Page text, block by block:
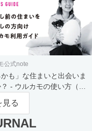
公式note
かも」な住まいと出会いま
- ウルカモの使い方（買
け）
見る